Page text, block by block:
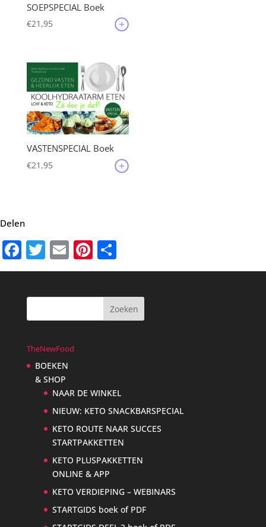
SOEPSPECIAL Boek
€21,95
VASTENSPECIAL Boek
€21,95
Delen
Facebook
Twitter
EmailPinterest
TheNewFood
BOEKEN
& SHOP
NAAR DE WINKEL
NIEUW: KETO SNACKBARSPECIAL
KETO ROUTE NAAR SUCCES
STARTPAKKETTEN
KETO PLUSPAKKETTEN
ONLINE & APP
KETO VERDIEPING – WEBINARS
STARTGIDS boek of PDF